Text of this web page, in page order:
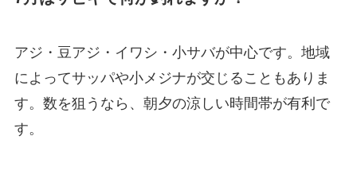
アジ・豆アジ・イワシ・小サバが中心です。地域
によってサッパや小メジナが交じることもありま
す。数を狙うなら、朝夕の涼しい時間帯が有利で
す。